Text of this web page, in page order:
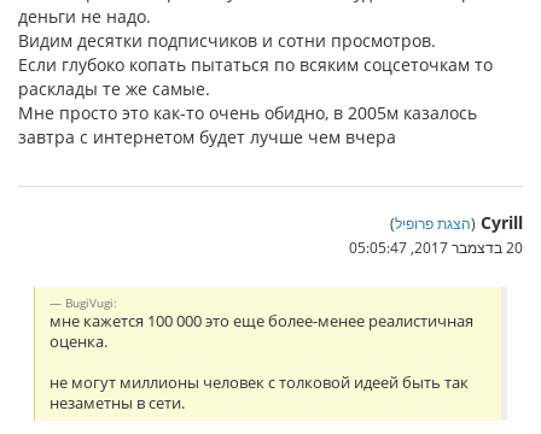
деньги не надо.
Видим десятки подписчиков и сотни просмотров.
Если глубоко копать пытаться по всяким соцсеточкам то
расклады те же самые.
Мне просто это как-то очень обидно, в 2005м казалось
завтра с интернетом будет лучше чем вчера
Cyrill
(הצגת פרופיל)
20 בדצמבר 2017, 05:05:47
BugiVugi:
мне кажется 100 000 это еще более-менее реалистичная
оценка.
не могут миллионы человек с толковой идеей быть так
незаметны в сети.